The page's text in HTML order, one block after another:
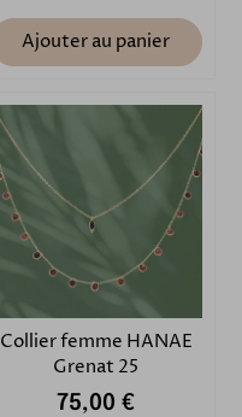
Ajouter au panier
Collier femme HANAE
Grenat 25
75,00 €